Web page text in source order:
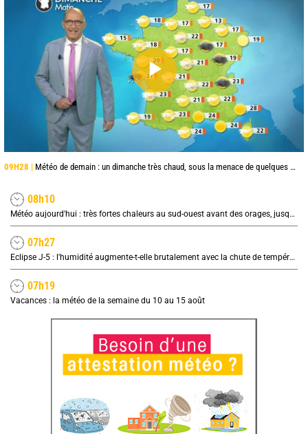
09H28 | Météo de demain : un dimanche très chaud, sous la menace de quelques orages
08h10
Météo aujourd'hui : très fortes chaleurs au sud-ouest avant des orages, jusqu'à 39°C
07h27
Eclipse J-5 : l'humidité augmente-t-elle brutalement avec la chute de température pendant l'éclipse du 12 août ?
07h19
Vacances : la météo de la semaine du 10 au 15 août